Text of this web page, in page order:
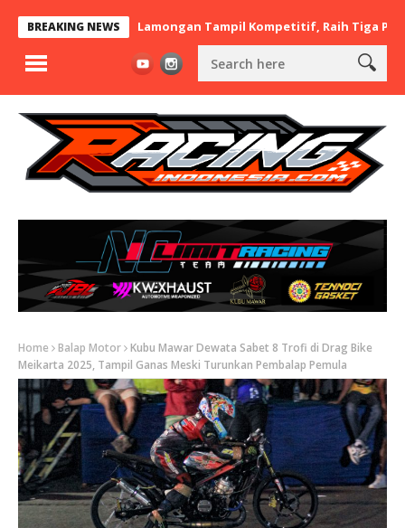
BREAKING NEWS
BaraBere Asal Lamongan Tampil Kompetitif, Raih Tiga Podium
Home Balap Motor Kubu Mawar Dewata Sabet 8 Trofi di Drag Bike
Meikarta 2025, Tampil Ganas Meski Turunkan Pembalap Pemula